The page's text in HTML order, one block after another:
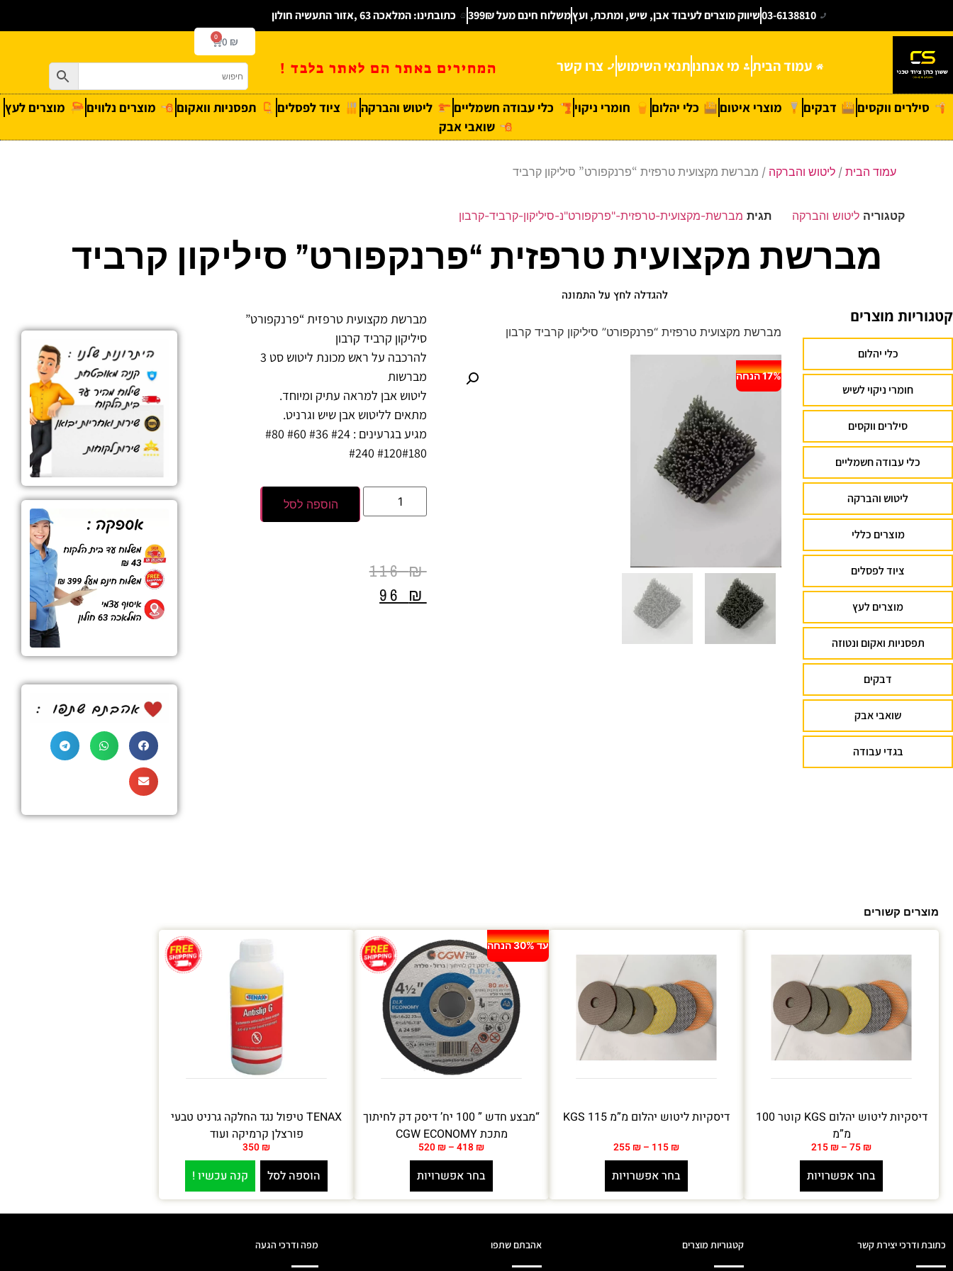
03-6138810שיווק מוצרים לעיבוד אבן, שיש, ומתכת, ועץמשלוח חינם מעל 399₪ כתובתינו: המלאכה 63 ,אזור התעשיה חולון
עמוד הבית מי אנחנותנאי השימוש צרו קשר המחירים באתר הם לאתר בלבד !
0 ₪
0
סילרים ווקסים דבקים מוצרי איטום כלי יהלום חומרי ניקוי כלי עבודה חשמליים ליטוש והברקה ציוד לפסלים תפסניות וואקום מוצרים נלווים
מוצרים לעץ
שואבי אבק
עמוד הבית / ליטוש והברקה / מברשת מקצועית טרפזית “פרנקפורט” סיליקון קרביד
קטגוריה ליטוש והברקה תגית מברשת-מקצועית-טרפזית-"פרקפורט"נ-סיליקון-קרביד-קרבון
מברשת מקצועית טרפזית “פרנקפורט” סיליקון קרביד
קטגוריות מוצרים
כלי יהלום
חומרי ניקוי לשיש
סילרים ווקסים
כלי עבודה חשמליים
ליטוש והברקה
מוצרים כללי
ציוד לפסלים
מוצרים לעץ
תפסניות ואקום ונטוזה
דבקים
שואבי אבק
בגדי עבודה
להגדלה לחץ על התמונה
מברשת מקצועית טרפזית “פרנקפורט” סיליקון קרביד קרבון
17% הנחה
מברשת מקצועית טרפזית “פרנקפורט”
סיליקון קרביד קרבון
להרכבה על ראש מכונת ליטוש סט 3
מברשות
ליטוש אבן למראה עתיק ומיוחד.
מתאים לליטוש אבן שיש וגרניט.
מגיע בגרעינים : #24 #36 #60 #80
#120#180 #240
הוספה לסל
116₪
96 ₪
מוצרים קשורים
דיסקיות ליטוש יהלום KGS קוטר 100
מ”מ
75 ₪
–
215 ₪
בחר אפשרויות
דיסקיות ליטוש יהלום מ”מ 115 KGS
115 ₪
–
255 ₪
בחר אפשרויות
עד 30% הנחה
“מבצע חדש ” 100 יח’ דיסק דק לחיתוך
מתכת CGW ECONOMY
418 ₪
–
520 ₪
בחר אפשרויות
TENAX טיפול נגד החלקה גרניט טבעי
פורצלן קרמיקה ועוד
350 ₪
הוספה לסל קנה עכשיו !
כתובת ודרכי יצירת קשר קטגוריות מוצרים אהבתם שתפו מפה ודרכי הגעה